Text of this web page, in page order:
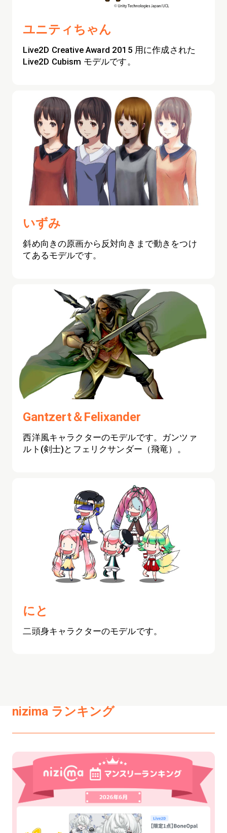
ユニティちゃん
Live2D Creative Award 2015 用に作成された
Live2D Cubism モデルです。
いずみ
斜め向きの原画から反対向きまで動きをつけ
てあるモデルです。
Gantzert＆Felixander
西洋風キャラクターのモデルです。ガンツァ
ルト(剣士)とフェリクサンダー（飛竜）。
にと
二頭身キャラクターのモデルです。
nizima ランキング